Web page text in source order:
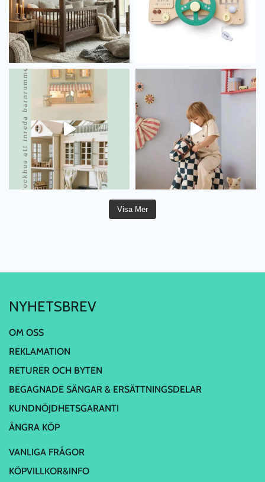
Visa Mer
NYHETSBREV
OM OSS
REKLAMATION
RETURER OCH BYTEN
BEGAGNADE SÄNGAR & ERSÄTTNINGSDELAR
KUNDNÖJDHETSGARANTI
ÅNGRA KÖP
VANLIGA FRÅGOR
KÖPVILLKOR&INFO